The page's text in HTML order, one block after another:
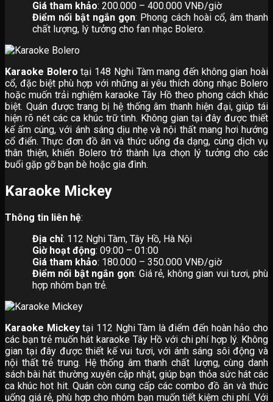
Giá tham khảo: 200.000 – 400.000 VNĐ/giờ
Điểm nổi bật ngắn gọn: Phong cách hoài cổ, âm thanh
chất lượng, lý tưởng cho fan nhạc Bolero.
Karaoke Bolero tại 148 Nghi Tàm mang đến không gian hoài
cổ, đặc biệt phù hợp với những ai yêu thích dòng nhạc Bolero
hoặc muốn trải nghiệm karaoke Tây Hồ theo phong cách khác
biệt. Quán được trang bị hệ thống âm thanh hiện đại, giúp tái
hiện rõ nét các ca khúc trữ tình. Không gian tại đây được thiết
kế ấm cúng, với ánh sáng dịu nhẹ và nội thất mang hơi hướng
cổ điển. Thực đơn đồ ăn và thức uống đa dạng, cùng dịch vụ
thân thiện, khiến Bolero trở thành lựa chọn lý tưởng cho các
buổi gặp gỡ bạn bè hoặc gia đình.
Karaoke Mickey
Thông tin liên hệ:
Địa chỉ: 112 Nghi Tàm, Tây Hồ, Hà Nội
Giờ hoạt động: 09:00 – 01:00
Giá tham khảo: 180.000 – 350.000 VNĐ/giờ
Điểm nổi bật ngắn gọn: Giá rẻ, không gian vui tươi, phù
hợp nhóm bạn trẻ.
Karaoke Mickeytại 112 Nghi Tàm là điểm đến hoàn hảo cho
các bạn trẻ muốn hát karaoke Tây Hồ với chi phí hợp lý. Không
gian tại đây được thiết kế vui tươi, với ánh sáng sôi động và
nội thất trẻ trung. Hệ thống âm thanh chất lượng, cùng danh
sách bài hát thường xuyên cập nhật, giúp bạn thỏa sức hát các
ca khúc hot hit. Quán còn cung cấp các combo đồ ăn và thức
uống giá rẻ, phù hợp cho nhóm bạn muốn tiết kiệm chi phí. Với